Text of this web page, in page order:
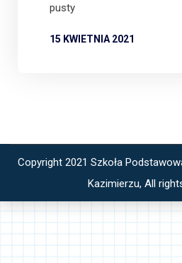
pusty
15 KWIETNIA 2021
Copyright 2021 Szkoła
Kazimierzu, All